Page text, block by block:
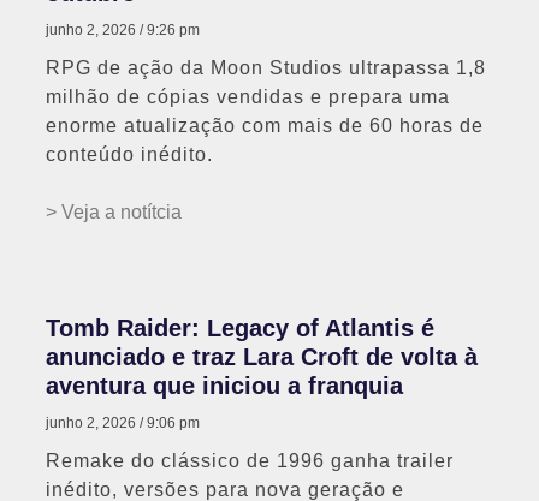
junho 2, 2026 9:26 pm
RPG de ação da Moon Studios ultrapassa 1,8
milhão de cópias vendidas e prepara uma
enorme atualização com mais de 60 horas de
conteúdo inédito.
> Veja a notítcia
Tomb Raider: Legacy of Atlantis é
anunciado e traz Lara Croft de volta à
aventura que iniciou a franquia
junho 2, 2026 9:06 pm
Remake do clássico de 1996 ganha trailer
inédito, versões para nova geração e